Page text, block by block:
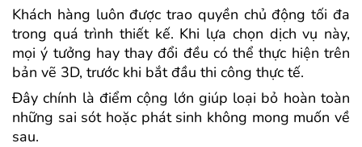
Khách hàng luôn được trao quyền chủ động tối đa
trong quá trình thiết kế. Khi lựa chọn dịch vụ này,
mọi ý tưởng hay thay đổi đều có thể thực hiện trên
bản vẽ 3D, trước khi bắt đầu thi công thực tế.
Đây chính là điểm cộng lớn giúp loại bỏ hoàn toàn
những sai sót hoặc phát sinh không mong muốn về
sau.